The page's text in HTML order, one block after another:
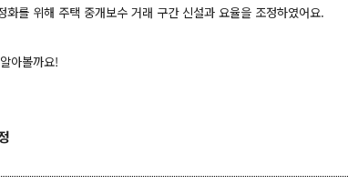
화를 위해 주택 중개보수 거래 구간 신설과 요율을 조정하였어요.
아볼까요!